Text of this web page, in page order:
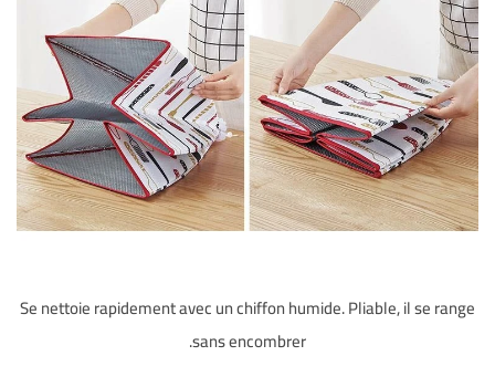
Se nettoie rapidement avec un chiffon humide. Pliable, il se range
sans encombrer.